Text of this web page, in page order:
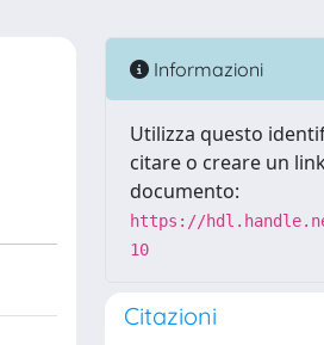
Informazioni
Utilizza questo
citare o creare un
documento:
https://
10
Citazioni